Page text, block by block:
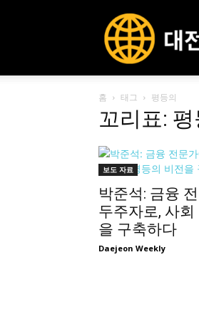
전
주
홈 태그 평등의
꼬리표: 평
보도 자료
박준석: 금융
두주자로, 사
을 구축하다
Daejeon Weekly